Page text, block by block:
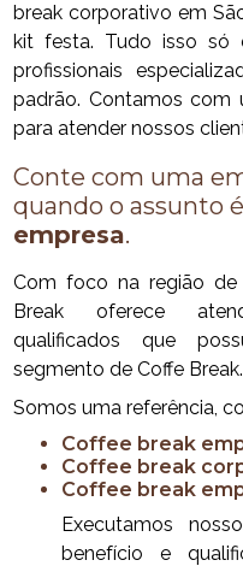
break corporativo em
kit festa. Tudo isso só
profissionais
padrão. Contamos com
para atender nossos
Conte com uma
quando o assunto é
empresa.
Com foco na região de
Break oferece
qualificados que
segmento de Coffe Break.
Somos uma referência,
coffee break
coffee break
coffee break
Executamos
benefício e